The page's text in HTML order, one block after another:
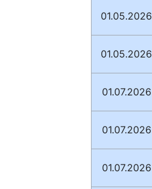
01.05.2026
01.05.2026
01.07.2026
01.07.2026
01.07.2026